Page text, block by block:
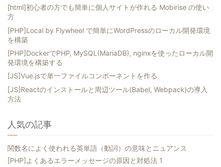
[html]初心者の方でも簡単に個人サイトが作れる Mobirise の使い
方
[PHP]Local by Flywheel で簡単にWordPressのローカル開発環境
を構築
[PHP]DockerでPHP, MySQL(MariaDB), nginxを使ったローカル開
発環境を構築する
[JS]Vue.jsで単一ファイルコンポーネントを作る
[JS]Reactのインストールと周辺ツール(Babel, Webpack)の導入
方法
人気の記事
関数名によく使われる英単語（動詞）の意味とニュアンス
[PHP]よくあるエラーメッセージの原因と対処法 1